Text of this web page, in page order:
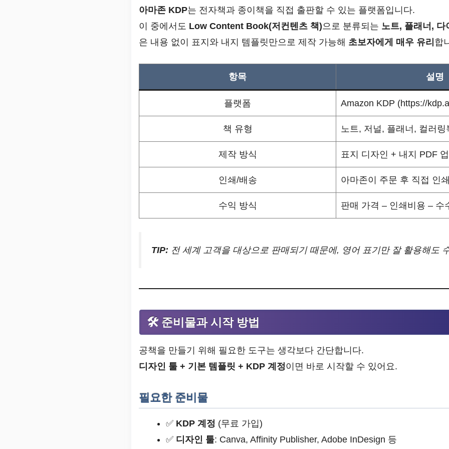
아마존 KDP는 전자책과 종이책을 직접 출판할 수 있는 플랫폼입니다.
이 중에서도 Low Content Book(저컨텐츠 책) 으로 분류되는 노트, 플래너, 다
은 내용 없이 표지와 내지 템플릿만으로 제작 가능해 초보자에게 매우 유리 합
항목 설명
플랫폼 Amazon KDP (https://
책 유형 노트, 저널, 플래너, 컬러링
제작 방식 표지 디자인 + 내지 PDF
인쇄/배송 아마존이 주문 후 직접 인
수익 방식 판매 가격 – 인쇄비용 – 수
TIP: 전 세계 고객을 대상으로 판매되기 때문에, 영어 표기만 잘 활용해도
🛠️ 준비물과 시작 방법
공책을 만들기 위해 필요한 도구는 생각보다 간단합니다.
디자인 툴 + 기본 템플릿 + KDP 계정이면 바로 시작할 수 있어요.
필요한 준비물
✅ KDP 계정 (무료 가입)
✅ 디자인 툴: Canva, Affinity Publisher, Adobe InDesign 등